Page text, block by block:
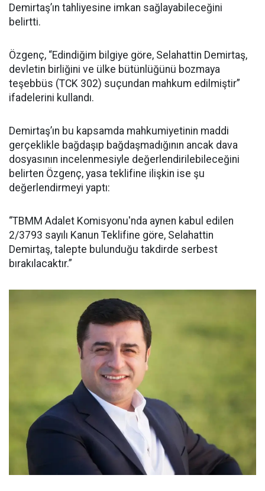
Demirtaş’ın tahliyesine imkan sağlayabileceğini
belirtti.
Özgenç, “Edindiğim bilgiye göre, Selahattin Demirtaş,
devletin birliğini ve ülke bütünlüğünü bozmaya
teşebbüs (TCK 302) suçundan mahkum edilmiştir”
ifadelerini kullandı.
Demirtaş’ın bu kapsamda mahkumiyetinin maddi
gerçeklikle bağdaşıp bağdaşmadığının ancak dava
dosyasının incelenmesiyle değerlendirilebileceğini
belirten Özgenç, yasa teklifine ilişkin ise şu
değerlendirmeyi yaptı:
“TBMM Adalet Komisyonu'nda aynen kabul edilen
2/3793 sayılı Kanun Teklifine göre, Selahattin
Demirtaş, talepte bulunduğu takdirde serbest
bırakılacaktır.”